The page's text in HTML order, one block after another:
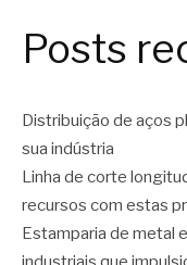
Posts
Distribuição de aços
sua indústria
Linha de corte
recursos com estas
Estamparia de metal